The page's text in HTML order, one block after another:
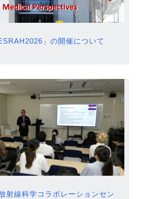
」の開催について
射線科学コラボレーションセン